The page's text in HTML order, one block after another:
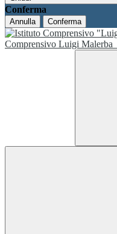
Conferma
Annulla Conferma
Comprensivo Luigi Malerba